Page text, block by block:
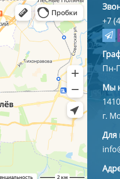
+7
Пн-
Мы
г.
Для